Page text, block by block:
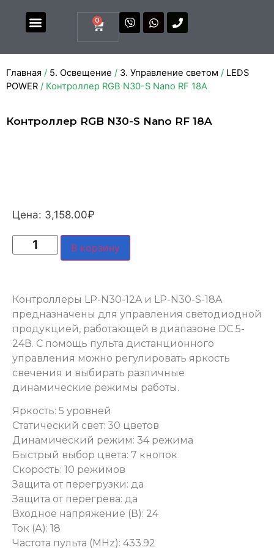
0
Главная / 5. Освещение / 3. Управление светом / LEDS
POWER / Контроллер RGB N30-S Nano RF 18A
Контроллер RGB N30-S Nano RF 18A
Цена: 3,158.00₽
В корзину
Контроллеры LP-N30-12A и LP-N30-S-18A
предназначены для управления светодиодной
продукцией, работающей в диапазоне DC 5-
24В. С помощь пульта дистанционного
управления можно регулировать яркость
свечения и выбирать различные
динамические режимы работы.
Яркость: 5 уровней
Статический свет: 30 цветов
Динамический режим: 34 режима
Быстрый выбор цвета: 7 кнопок
Скорость: 10 режимов
Защита от перегрузки: да
Защита от перегрева: да
Входное напряжение (В): 24
Ток (А): 18
Частота пульта (MHz): 433.92